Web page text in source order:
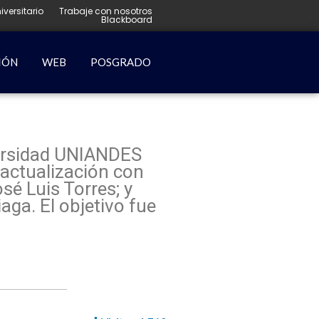
Trabaje con nosotros
Blackboard
WEB POSGRADO
UNIANDES
con
Luis Torres; y
El objetivo fue